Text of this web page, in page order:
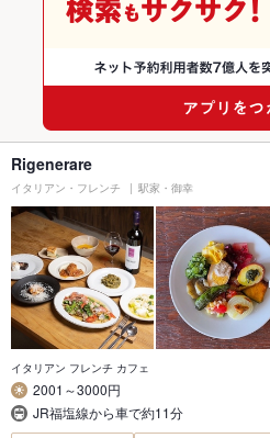
Rigenerare
イタリアン・フレンチ 駅家・御幸
イタリアン フレンチ カフェ
2001～3000円
JR福塩線から車で約11分